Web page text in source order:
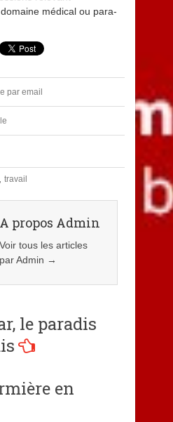
médical ou para-
par email
travail
A propos Admin
Voir tous les articles
par Admin →
le paradis
en